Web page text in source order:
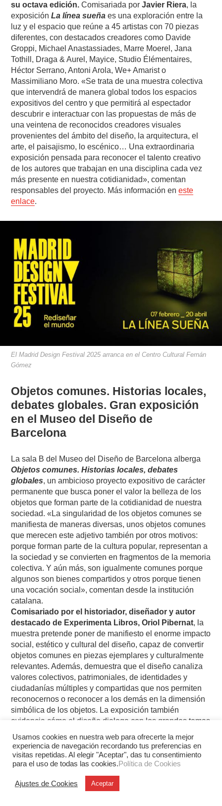
su octava edición. Comisariada porJavier Riera, la
exposiciónLa línea sueña es una exploración entre la
luz y el espacio que reúne a 45 artistas con 70 piezas
diferentes, con destacados creadores como Davide
Groppi, Michael Anastassiades, Marre Moerel, Jana
Tothill, Draga & Aurel, Mayice, Studio Élémentaires,
Héctor Serrano, Antoni Arola, We+ Amarist o
Massimiliano Moro. «Se trata de una muestra colectiva
que intervendrá de manera global todos los espacios
expositivos del centro y que permitirá al espectador
descubrir e interactuar con las propuestas de más de
una veintena de reconocidos creadores visuales
provenientes del ámbito del diseño, la arquitectura, el
arte, el paisajismo, lo escénico… Una extraordinaria
exposición pensada para reconocer el talento creativo
de los autores que trabajan en una disciplina cada vez
más presente en nuestra cotidianidad», comentan
responsables del proyecto. Más información eneste
enlace.
El Madrid Design Festival 2025 arranca en el Centro Cultural Fernán
Gómez
Objetos comunes. Historias locales,
debates globales. Gran exposición
en el Museo del Diseño de
Barcelona
La sala B del Museo del Diseño de Barcelona alberga
Objetos comunes. Historias locales, debates
globales, un ambicioso proyecto expositivo de carácter
permanente que busca poner el valor la belleza de los
objetos que forman parte de la cotidianidad de nuestra
sociedad. «La singularidad de los objetos comunes se
manifiesta de maneras diversas, unos objetos comunes
que merecen este adjetivo también por otros motivos:
porque forman parte de la cultura popular, representan a
la sociedad y se convierten en fragmentos de la memoria
colectiva. Y aún más, son igualmente comunes porque
algunos son bienes compartidos y otros porque tienen
una vocación social», comentan desde la institución
catalana.
Comisariado por el historiador, diseñador y autor
destacado de Experimenta Libros, Oriol Pibernat, la
muestra pretende poner de manifiesto el enorme impacto
social, estético y cultural del diseño, capaz de convertir
objetos comunes en piezas ejemplares y culturalmente
relevantes. Además, demuestra que el diseño canaliza
valores colectivos, patrimoniales, de identidades y
ciudadanías múltiples y compartidas que nos permiten
reconocernos o reconocer a los demás en la dimensión
simbólica de los objetos. La exposición también
evidencia cómo el diseño dialoga con los grandes temas
los retos colectivos que tenemos como sociedad. Para
alcanzar estos objetivos, la muestra vincula al pasado,
que le otorga profundidad histórica, con el presente, que
le otorga actualidad temática. Más información en
enlace.
Usamos cookies en nuestra web para ofrecerte la mejor
experiencia de navegación recordando tus preferencias en
visitas repetidas. Al elegir "Aceptar", das tu consentimiento
para el uso de todas las cookies.Política de Cookies
Ajustes de Cookies Aceptar